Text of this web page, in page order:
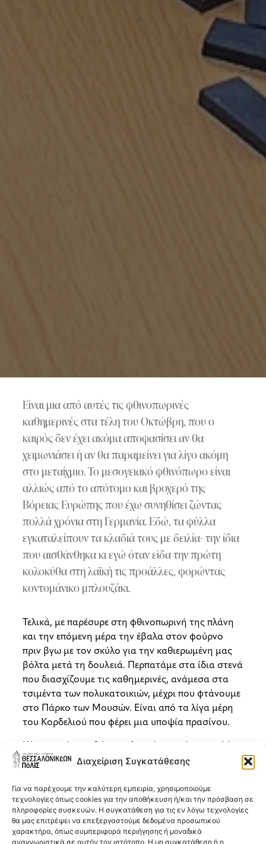
Διαχείριση Συγκατάθεσης
Για να παρέχουμε την καλύτερη εμπειρία, χρησιμοποιούμε
τεχνολογίες όπως cookies για την αποθήκευση ή/και την πρόσβαση σε
πληροφορίες συσκευών. Η συγκατάθεση για τις εν λόγω τεχνολογίες
θα μας επιτρέψει να επεξεργαστούμε δεδομένα προσωπικού
χαρακτήρα, όπως συμπεριφορά περιήγησης ή μοναδικά
αναγνωριστικά σε αυτόν τον ιστότοπο. Η μη συγκατάθεση ή η
Είναι μια από αυτές τις φθινοπωρινές
καθημερινές στα τέλη του Οκτώβρη, που ο
καιρός δεν έχει ακόμα αποφασίσει αν θα
χειμωνιάσει ή αν θα παραμείνει για λίγο ακόμη
στο μεταίχμιο. Το μεσογειακό φθινόπωρο είναι
αλλιώς από το απότομο και βροχερό της
Βόρειας Ευρώπης που έχω συνηθίσει ζώντας
πολλά χρόνια στη Γερμανία. Εδώ, τα φύλλα
εγκαταλείπουν τα κλαδιά τους με δειλία⸱ την ίδια
που αισθάνθηκα κι εγώ όταν είδα την πρώτη
κολοκύθα στη λαϊκή τις προάλλες, φορώντας
κοντομάνικο μπλουζάκι.
Τελικά, με παρέσυρε στη φθινοπωρινή της πλάνη
και την επόμενη μέρα την έβαλα στον φούρνο
πριν βγω με τον σκύλο για την καθιερωμένη μας
βόλτα μετά τη δουλειά. Περπατάμε στα ίδια στενά
που διασχίζουμε τις καθημερινές, ανάμεσα στα
τσιμέντα των πολυκατοικιών, μέχρι που φτάνουμε
στο Πάρκο των Μουσών. Είναι από τα λίγα μέρη
του Κορδελιού που φέρει μια υποψία πρασίνου.
Κάπου εκεί, στη βόρεια πλευρά του πάρκου, σ’ ένα
από τα πολλά παραμελημένα παγκάκια, δύο
έχει μετατραπεί σε τραπέζι και πάνω του έχουν
τοποθετήσει μια ξύλινη πλάκα που μοιάζει με
αυτοσχέδιο πεδίο μάχης.
Κάθονται σιωπηλοί, απόλυτα προσηλωμένοι στην